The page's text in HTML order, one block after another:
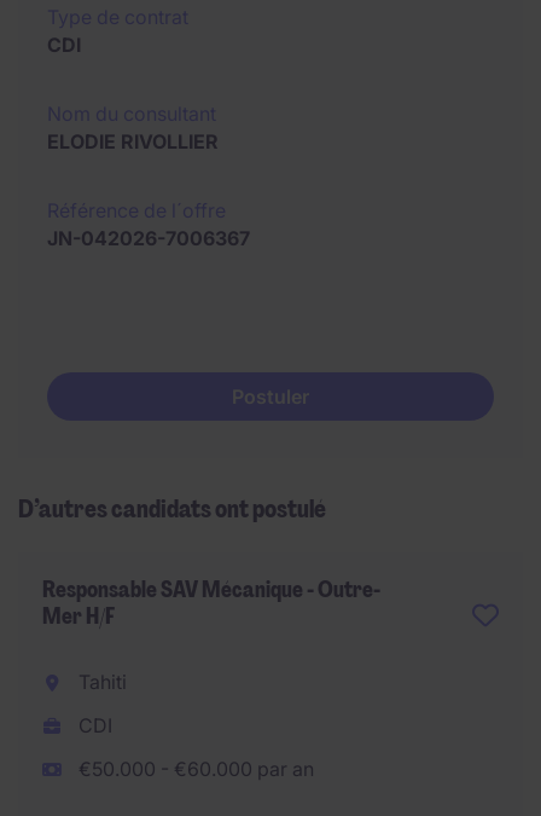
CDI
ELODIE RIVOLLIER
JN-042026-7006367
Postuler
D’autres candidats ont postulé
Responsable SAV Mécanique - Outre-
Mer H/F
Tahiti
CDI
€50.000 - €60.000 par an